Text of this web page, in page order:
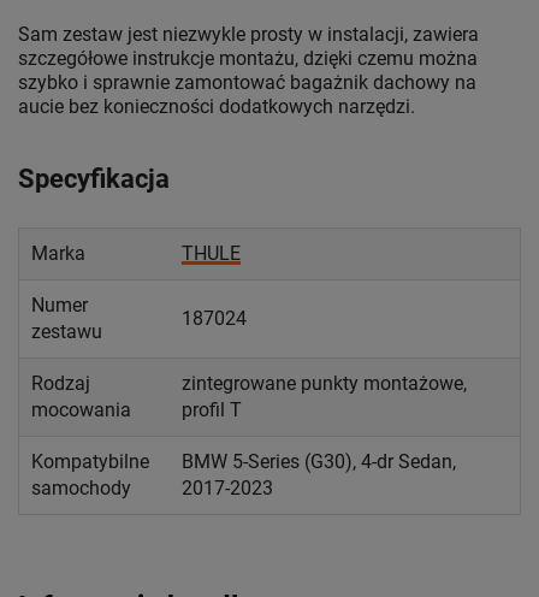
Sam zestaw jest niezwykle prosty w instalacji, zawiera
szczegółowe instrukcje montażu, dzięki czemu można
szybko i sprawnie zamontować bagażnik dachowy na
aucie bez konieczności dodatkowych narzędzi.
Specyfikacja
Marka THULE
Numer
zestawu
187024
Rodzaj
mocowania
zintegrowane punkty montażowe,
profil T
Kompatybilne
samochody
BMW 5-Series (G30), 4-dr Sedan,
2017-2023